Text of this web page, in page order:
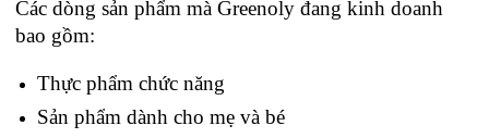
Các dòng sản phẩm mà Greenoly đang kinh doanh
bao gồm:
Thực phẩm chức năng
Sản phẩm dành cho mẹ và bé